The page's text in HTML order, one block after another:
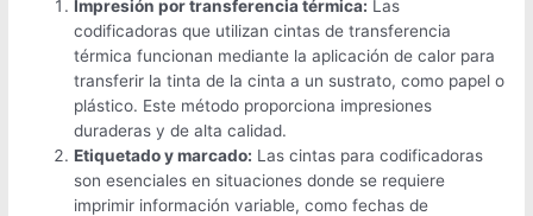
Impresión por transferencia térmica: Las
codificadoras que utilizan cintas de transferencia
térmica funcionan mediante la aplicación de calor para
transferir la tinta de la cinta a un sustrato, como papel o
plástico. Este método proporciona impresiones
duraderas y de alta calidad.
Etiquetado y marcado: Las cintas para codificadoras
son esenciales en situaciones donde se requiere
imprimir información variable, como fechas de